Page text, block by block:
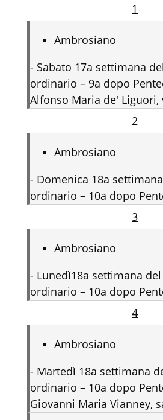
1
Ambrosiano
- Sabato 17a settimana
ordinario – 9a dopo
Alfonso Maria de' Liguori,
2
Ambrosiano
- Domenica 18a
ordinario – 10a dopo
3
Ambrosiano
- Lunedì18a settimana
ordinario – 10a dopo
4
Ambrosiano
- Martedì 18a settimana
ordinario – 10a dopo
Giovanni Maria Vianney,